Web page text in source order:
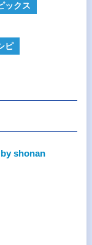
ックス
ピ
shonan